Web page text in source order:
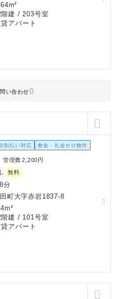
建 / 203号室
アパート
い合わせ
割払い対応 敷金・礼金ゼロ物件
管理費 2,200円
無料
分
町大字赤岩1837-8
建 / 101号室
アパート